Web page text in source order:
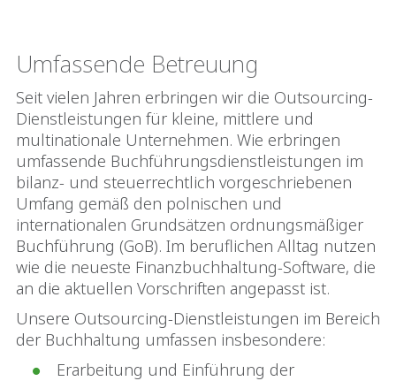
Umfassende Betreuung
Seit vielen Jahren erbringen wir die Outsourcing-
Dienstleistungen für kleine, mittlere und
multinationale Unternehmen. Wie erbringen
umfassende Buchführungsdienstleistungen im
bilanz- und steuerrechtlich vorgeschriebenen
Umfang gemäß den polnischen und
internationalen Grundsätzen ordnungsmäßiger
Buchführung (GoB). Im beruflichen Alltag nutzen
wie die neueste Finanzbuchhaltung-Software, die
an die aktuellen Vorschriften angepasst ist.
Unsere Outsourcing-Dienstleistungen im Bereich
der Buchhaltung umfassen insbesondere:
Erarbeitung und Einführung der